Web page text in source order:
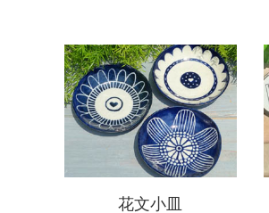
花文小皿